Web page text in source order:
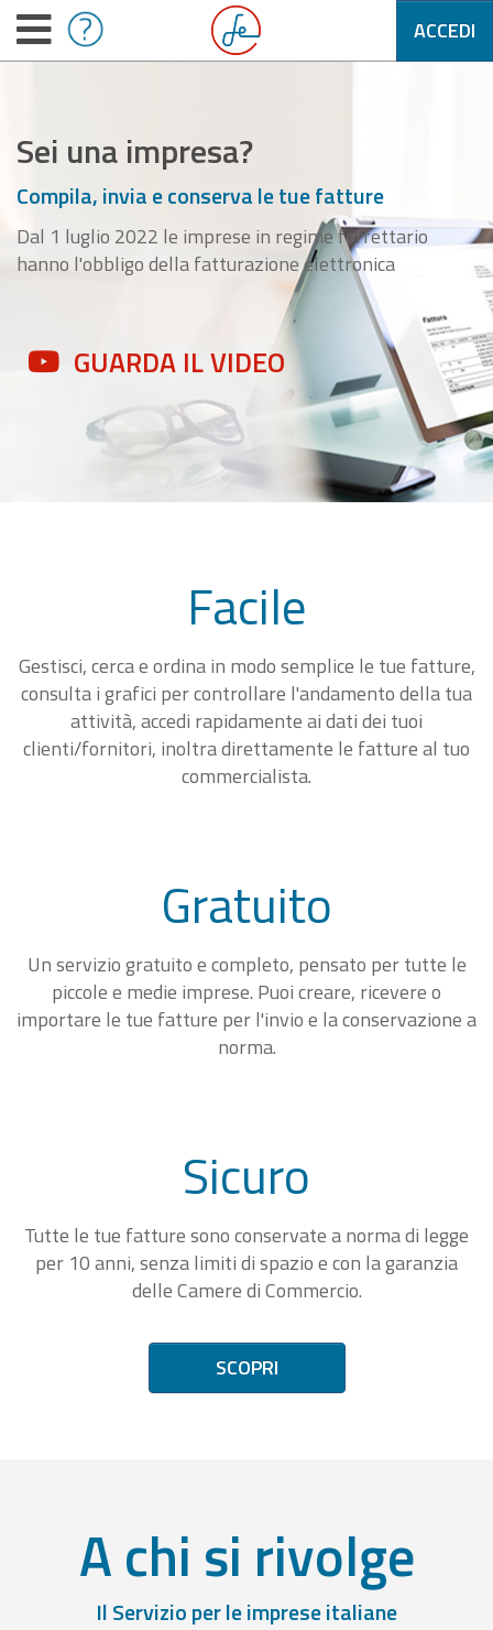
ACCEDI
Sei una impresa?
Compila, invia e conserva le tue fatture
Dal 1 luglio 2022 le imprese in regime forfettario
hanno l'obbligo della fatturazione elettronica
GUARDA IL VIDEO
Facile
Gestisci, cerca e ordina in modo semplice le tue fatture,
consulta i grafici per controllare l'andamento della tua
attività, accedi rapidamente ai dati dei tuoi
clienti/fornitori, inoltra direttamente le fatture al tuo
commercialista.
Gratuito
Un servizio gratuito e completo, pensato per tutte le
piccole e medie imprese. Puoi creare, ricevere o
importare le tue fatture per l'invio e la conservazione a
norma.
Sicuro
Tutte le tue fatture sono conservate a norma di legge
per 10 anni, senza limiti di spazio e con la garanzia
delle Camere di Commercio.
SCOPRI
A chi si rivolge
Il Servizio per le imprese italiane